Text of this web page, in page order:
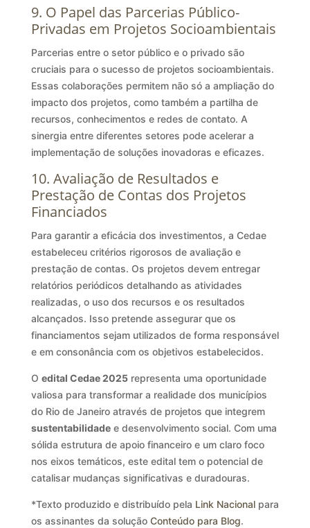
9. O Papel das Parcerias Público-
Privadas em Projetos Socioambientais
Parcerias entre o setor público e o privado são
cruciais para o sucesso de projetos socioambientais.
Essas colaborações permitem não só a ampliação do
impacto dos projetos, como também a partilha de
recursos, conhecimentos e redes de contato. A
sinergia entre diferentes setores pode acelerar a
implementação de soluções inovadoras e eficazes.
10. Avaliação de Resultados e
Prestação de Contas dos Projetos
Financiados
Para garantir a eficácia dos investimentos, a Cedae
estabeleceu critérios rigorosos de avaliação e
prestação de contas. Os projetos devem entregar
relatórios periódicos detalhando as atividades
realizadas, o uso dos recursos e os resultados
alcançados. Isso pretende assegurar que os
financiamentos sejam utilizados de forma responsável
e em consonância com os objetivos estabelecidos.
O edital Cedae 2025representa uma oportunidade
valiosa para transformar a realidade dos municípios
do Rio de Janeiro através de projetos que integrem
sustentabilidadee desenvolvimento social. Com uma
sólida estrutura de apoio financeiro e um claro foco
nos eixos temáticos, este edital tem o potencial de
catalisar mudanças significativas e duradouras.
*Texto produzido e distribuído pela Link Nacionalpara
os assinantes da solução Conteúdo para Blog.